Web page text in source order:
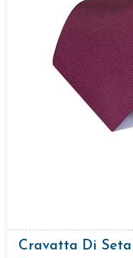
Cravatta Di